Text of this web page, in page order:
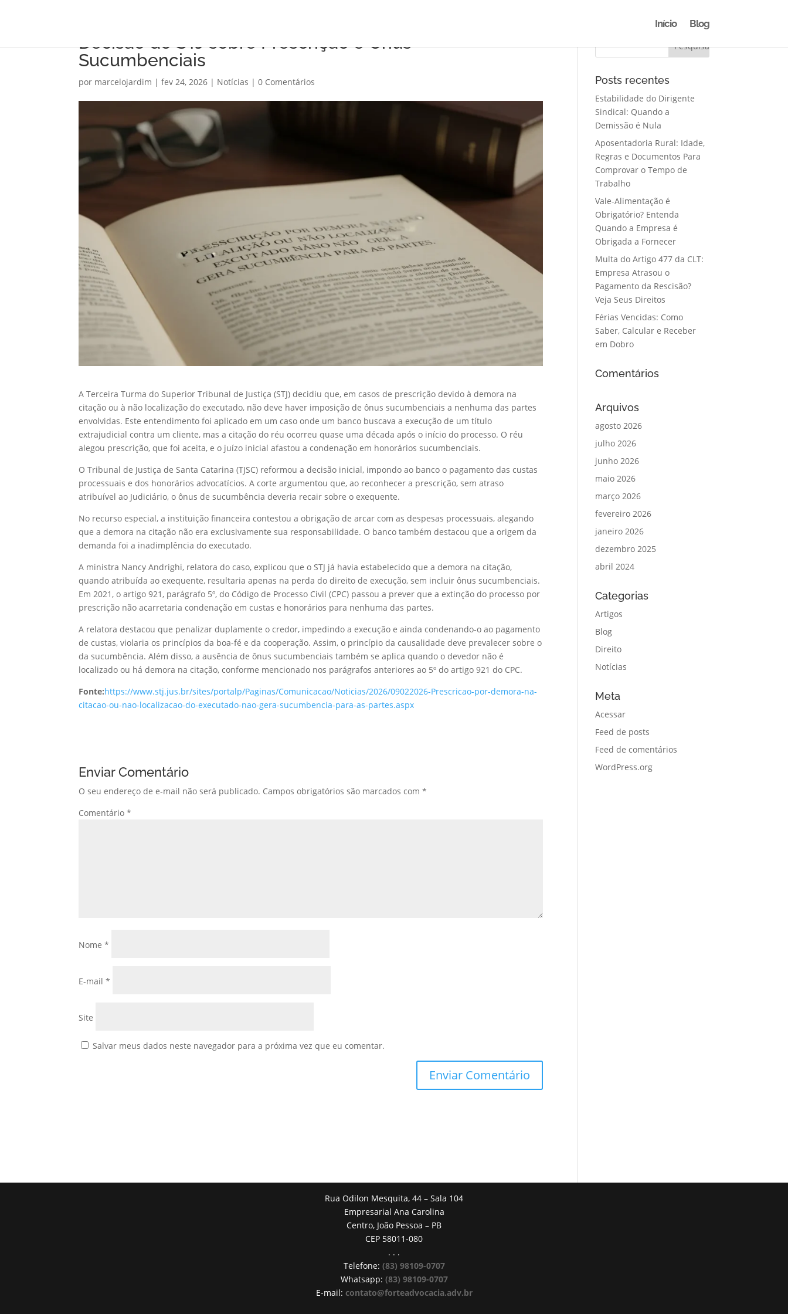
Início Blog
Decisão do STJ sobre Prescrição e Ônus
Sucumbenciais
por marcelojardim |fev 24, 2026 | Notícias |0 Comentários
A Terceira Turma do Superior Tribunal de Justiça (STJ) decidiu que, em casos de prescrição devido à demora na
citação ou à não localização do executado, não deve haver imposição de ônus sucumbenciais a nenhuma das partes
envolvidas. Este entendimento foi aplicado em um caso onde um banco buscava a execução de um título
extrajudicial contra um cliente, mas a citação do réu ocorreu quase uma década após o início do processo. O réu
alegou prescrição, que foi aceita, e o juízo inicial afastou a condenação em honorários sucumbenciais.
O Tribunal de Justiça de Santa Catarina (TJSC) reformou a decisão inicial, impondo ao banco o pagamento das custas
processuais e dos honorários advocatícios. A corte argumentou que, ao reconhecer a prescrição, sem atraso
atribuível ao Judiciário, o ônus de sucumbência deveria recair sobre o exequente.
No recurso especial, a instituição financeira contestou a obrigação de arcar com as despesas processuais, alegando
que a demora na citação não era exclusivamente sua responsabilidade. O banco também destacou que a origem da
demanda foi a inadimplência do executado.
A ministra Nancy Andrighi, relatora do caso, explicou que o STJ já havia estabelecido que a demora na citação,
quando atribuída ao exequente, resultaria apenas na perda do direito de execução, sem incluir ônus sucumbenciais.
Em 2021, o artigo 921, parágrafo 5º, do Código de Processo Civil (CPC) passou a prever que a extinção do processo por
prescrição não acarretaria condenação em custas e honorários para nenhuma das partes.
A relatora destacou que penalizar duplamente o credor, impedindo a execução e ainda condenando-o ao pagamento
de custas, violaria os princípios da boa-fé e da cooperação. Assim, o princípio da causalidade deve prevalecer sobre o
da sucumbência. Além disso, a ausência de ônus sucumbenciais também se aplica quando o devedor não é
localizado ou há demora na citação, conforme mencionado nos parágrafos anteriores ao 5º do artigo 921 do CPC.
Fonte:https://www.stj.jus.br/sites/portalp/Paginas/Comunicacao/Noticias/2026/09022026-Prescricao-por-demora-na-
citacao-ou-nao-localizacao-do-executado-nao-gera-sucumbencia-para-as-partes.aspx
Enviar Comentário
O seu endereço de e-mail não será publicado. Campos obrigatórios são marcados com*
Comentário*
Nome*
E-mail*
Site
Salvar meus dados neste navegador para a próxima vez que eu comentar.
Posts recentes
Estabilidade do Dirigente
Sindical: Quando a
Demissão é Nula
Aposentadoria Rural: Idade,
Regras e Documentos Para
Comprovar o Tempo de
Trabalho
Vale-Alimentação é
Obrigatório? Entenda
Quando a Empresa é
Obrigada a Fornecer
Multa do Artigo 477 da CLT:
Empresa Atrasou o
Pagamento da Rescisão?
Veja Seus Direitos
Férias Vencidas: Como
Saber, Calcular e Receber
em Dobro
Comentários
Arquivos
agosto 2026
julho 2026
junho 2026
maio 2026
março 2026
fevereiro 2026
janeiro 2026
dezembro 2025
abril 2024
Categorias
Artigos
Blog
Direito
Notícias
Meta
Acessar
Feed de posts
Feed de comentários
WordPress.org
Rua Odilon Mesquita, 44 – Sala 104
Empresarial Ana Carolina
Centro, João Pessoa – PB
CEP 58011-080
. . .
Telefone: (83) 98109-0707
Whatsapp: (83) 98109-0707
E-mail: contato@forteadvocacia.adv.br